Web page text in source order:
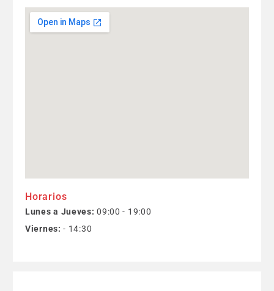
Horarios
Lunes a Jueves: 09:00 - 19:00
Viernes: - 14:30